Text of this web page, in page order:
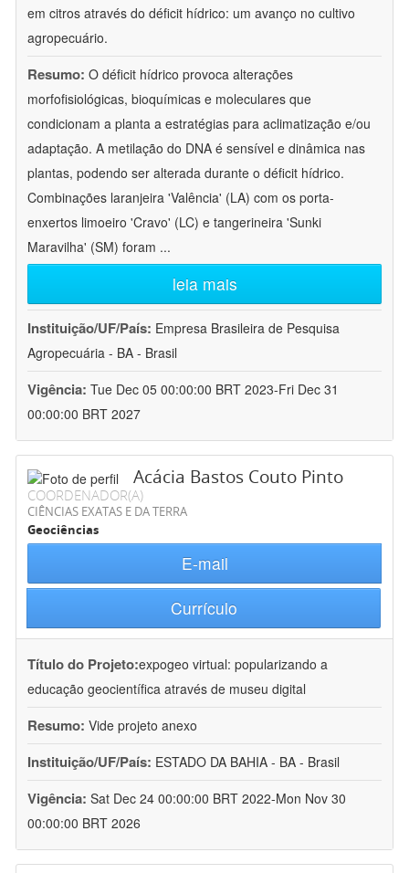
em citros através do déficit hídrico: um avanço no cultivo
agropecuário.
Resumo: O déficit hídrico provoca alterações
morfofisiológicas, bioquímicas e moleculares que
condicionam a planta a estratégias para aclimatização e/ou
adaptação. A metilação do DNA é sensível e dinâmica nas
plantas, podendo ser alterada durante o déficit hídrico.
Combinações laranjeira 'Valência' (LA) com os porta-
enxertos limoeiro 'Cravo' (LC) e tangerineira 'Sunki
Maravilha' (SM) foram ...
leia mais
Instituição/UF/País: Empresa Brasileira de Pesquisa
Agropecuária - BA - Brasil
Vigência: Tue Dec 05 00:00:00 BRT 2023-Fri Dec 31
00:00:00 BRT 2027
Acácia Bastos Couto Pinto
COORDENADOR(A)
CIÊNCIAS EXATAS E DA TERRA
Geociências
E-mail
Currículo
Título do Projeto:expogeo virtual: popularizando a
educação geocientífica através de museu digital
Resumo: Vide projeto anexo
Instituição/UF/País: ESTADO DA BAHIA - BA - Brasil
Vigência: Sat Dec 24 00:00:00 BRT 2022-Mon Nov 30
00:00:00 BRT 2026